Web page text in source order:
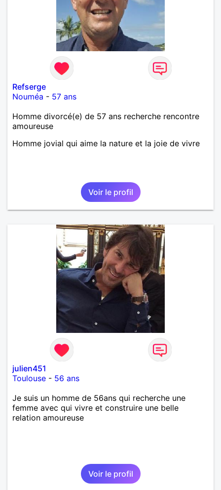
Refserge
Nouméa - 57 ans
Homme divorcé(e) de 57 ans recherche rencontre
amoureuse
Homme jovial qui aime la nature et la joie de vivre
Voir le profil
julien451
Toulouse - 56 ans
Je suis un homme de 56ans qui recherche une
femme avec qui vivre et construire une belle
relation amoureuse
Voir le profil